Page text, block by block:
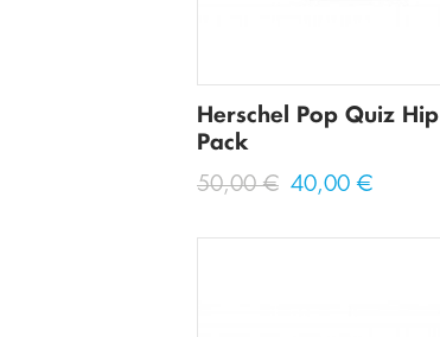
Herschel Pop Quiz Hip
Pack
50,00 € 40,00 €